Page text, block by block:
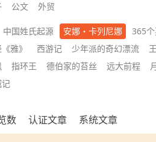
公文 外贸
中国姓氏起源 安娜・卡列尼娜
365
雅》 西游记 少年派的奇幻漂流
指环王 德伯家的苔丝 远大前程
记
数 认证文章 系统文章